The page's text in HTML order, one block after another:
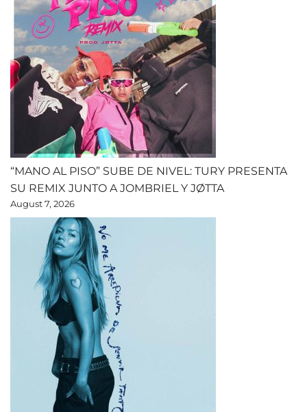
“MANO AL PISO” SUBE DE NIVEL: TURY PRESENTA
SU REMIX JUNTO A JOMBRIEL Y JØTTA
August 7, 2026